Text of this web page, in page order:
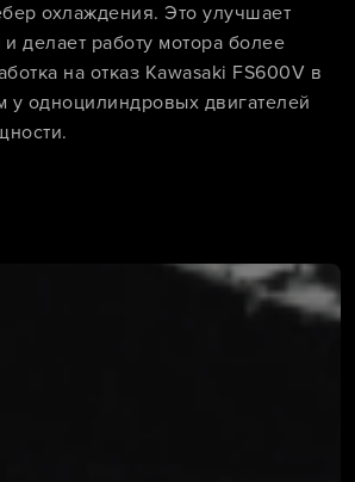
охлаждения. Это улучшает
делает работу мотора более
на отказ Kawasaki FS600V в
одноцилиндровых двигателей